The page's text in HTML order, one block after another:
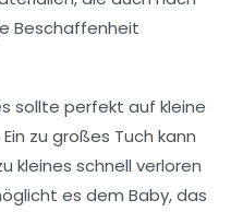
Beschaffenheit
sollte perfekt auf kleine
zu großes Tuch kann
kleines schnell verloren
es dem Baby, das